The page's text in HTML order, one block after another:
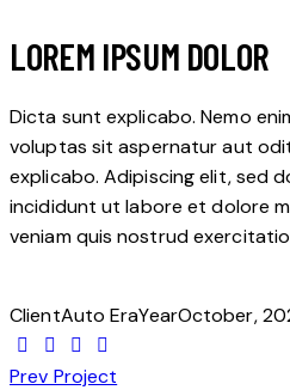
LOREM IPSUM DOLOR
Dicta sunt explicabo. Nemo
voluptas sit aspernatur aut
explicabo. Adipiscing elit, sed
incididunt ut labore et dolore
veniam quis nostrud
ClientAuto EraYearOctober,
Prev Project